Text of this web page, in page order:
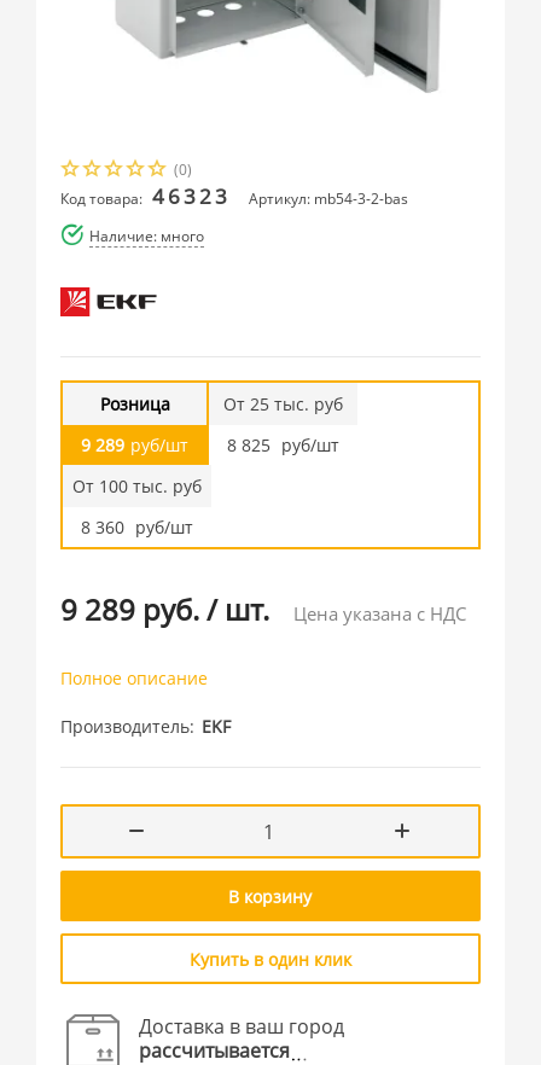
(0)
Код товара: 46323
Артикул: mb54-3-2-bas
Наличие: много
Розница
9 289 руб/шт
От 25 тыс. руб
8 825 руб/шт
От 100 тыс. руб
8 360 руб/шт
9 289 руб./ шт. Цена указана с НДС
Полное описание
Производитель EKF
В корзину
Купить в один клик
Доставка в ваш город
рассчитывается